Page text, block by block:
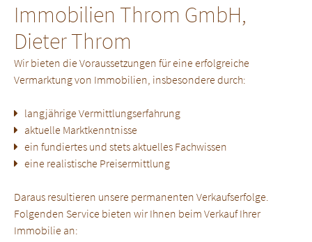
Immobilien Throm GmbH,
Dieter Throm
Wir bieten die Voraussetzungen für eine erfolgreiche
Vermarktung von Immobilien, insbesondere durch:
langjährige Vermittlungserfahrung
aktuelle Marktkenntnisse
ein fundiertes und stets aktuelles Fachwissen
eine realistische Preisermittlung
Daraus resultieren unsere permanenten Verkaufserfolge.
Folgenden Service bieten wir Ihnen beim Verkauf Ihrer
Immobilie an: